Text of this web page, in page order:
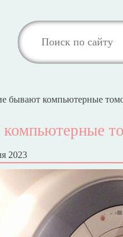
бывают компьютерные
2023